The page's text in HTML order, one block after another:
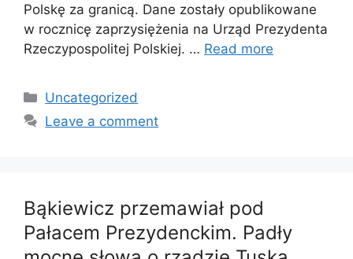
Polskę za granicą. Dane zostały opublikowane
w rocznicę zaprzysiężenia na Urząd Prezydenta
Rzeczypospolitej Polskiej. … Read more
Categories
Uncategorized
Leave a comment
Bąkiewicz przemawiał pod
Pałacem Prezydenckim. Padły